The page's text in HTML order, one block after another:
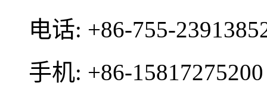
电话: +86-755-
手机: +86-15817275200